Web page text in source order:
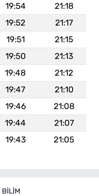
19:54
21:18
19:52
21:17
19:51
21:15
19:50
21:13
19:48
21:12
19:47
21:10
19:46
21:08
19:44
21:07
19:43 21:05
BİLİM